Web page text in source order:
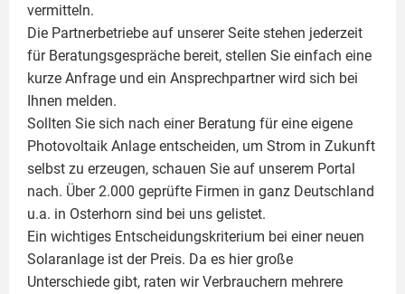
vermitteln.
Die Partnerbetriebe auf unserer Seite stehen jederzeit
für Beratungsgespräche bereit, stellen Sie einfach eine
kurze Anfrage und ein Ansprechpartner wird sich bei
Ihnen melden.
Sollten Sie sich nach einer Beratung für eine eigene
Photovoltaik Anlage entscheiden, um Strom in Zukunft
selbst zu erzeugen, schauen Sie auf unserem Portal
nach. Über 2.000 geprüfte Firmen in ganz Deutschland
u.a. in Osterhorn sind bei uns gelistet.
Ein wichtiges Entscheidungskriterium bei einer neuen
Solaranlage ist der Preis. Da es hier große
Unterschiede gibt, raten wir Verbrauchern mehrere